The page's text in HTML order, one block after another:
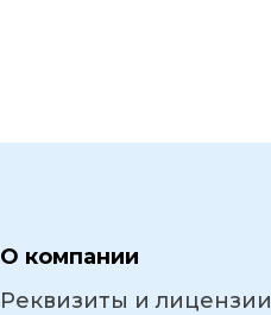
О компании
Реквизиты и лицензии